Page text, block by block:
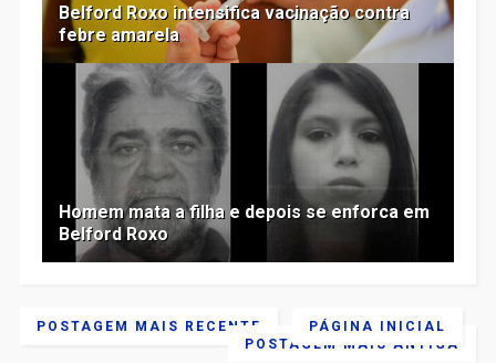
Belford Roxo intensifica vacinação contra
febre amarela
Homem mata a filha e depois se enforca em
Belford Roxo
POSTAGEM MAIS RECENTE
POSTAGEM MAIS ANTIGA
PÁGINA INICIAL